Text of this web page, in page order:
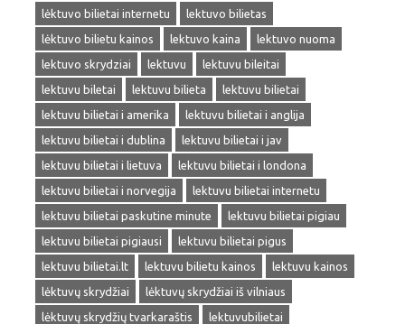
lėktuvo bilietai internetu
lektuvo bilietas
lėktuvo bilietu kainos
lektuvo kaina
lektuvo nuoma
lektuvo skrydziai
lektuvu
lektuvu bileitai
lektuvu biletai
lektuvu bilieta
lektuvu bilietai
lektuvu bilietai i amerika
lektuvu bilietai i anglija
lektuvu bilietai i dublina
lektuvu bilietai i jav
lektuvu bilietai i lietuva
lektuvu bilietai i londona
lektuvu bilietai i norvegija
lektuvu bilietai internetu
lektuvu bilietai paskutine minute
lektuvu bilietai pigiau
lektuvu bilietai pigiausi
lektuvu bilietai pigus
lektuvu bilietai.lt
lektuvu bilietu kainos
lektuvu kainos
lėktuvų skrydžiai
lėktuvų skrydžiai iš vilniaus
lėktuvų skrydžių tvarkaraštis
lektuvubilietai